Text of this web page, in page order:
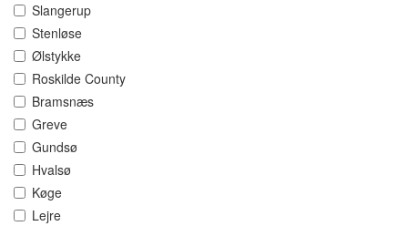
Slangerup
Stenløse
Ølstykke
Roskilde County
Bramsnæs
Greve
Gundsø
Hvalsø
Køge
Lejre